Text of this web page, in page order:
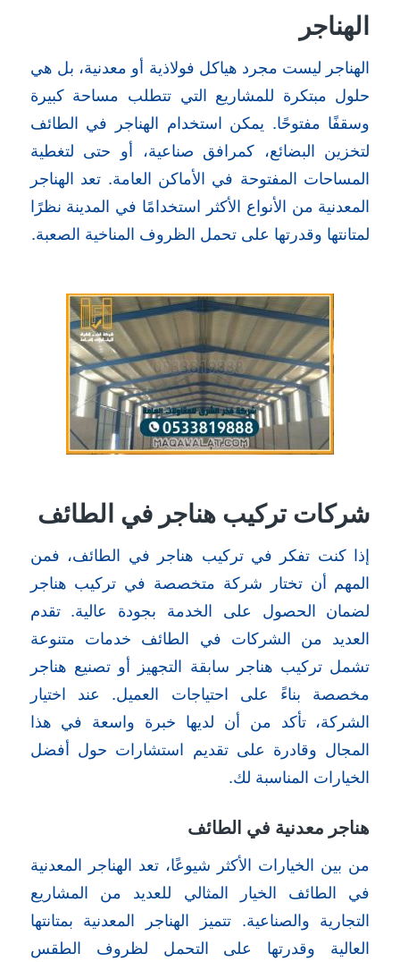
الهناجر
الهناجر ليست مجرد هياكل فولاذية أو معدنية، بل هي
حلول مبتكرة للمشاريع التي تتطلب مساحة كبيرة
وسقفًا مفتوحًا. يمكن استخدام الهناجر في الطائف
لتخزين البضائع، كمرافق صناعية، أو حتى لتغطية
المساحات المفتوحة في الأماكن العامة. تعد الهناجر
المعدنية من الأنواع الأكثر استخدامًا في المدينة نظرًا
لمتانتها وقدرتها على تحمل الظروف المناخية الصعبة.
شركات تركيب هناجر في الطائف
إذا كنت تفكر في تركيب هناجر في الطائف، فمن
المهم أن تختار شركة متخصصة في تركيب هناجر
لضمان الحصول على الخدمة بجودة عالية. تقدم
العديد من الشركات في الطائف خدمات متنوعة
تشمل تركيب هناجر سابقة التجهيز أو تصنيع هناجر
مخصصة بناءً على احتياجات العميل. عند اختيار
الشركة، تأكد من أن لديها خبرة واسعة في هذا
المجال وقادرة على تقديم استشارات حول أفضل
الخيارات المناسبة لك.
هناجر معدنية في الطائف
من بين الخيارات الأكثر شيوعًا، تعد الهناجر المعدنية
في الطائف الخيار المثالي للعديد من المشاريع
التجارية والصناعية. تتميز الهناجر المعدنية بمتانتها
العالية وقدرتها على التحمل لظروف الطقس